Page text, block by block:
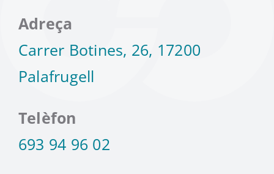
Adreça
Carrer Botines, 26, 17200
Palafrugell
Telèfon
693 94 96 02